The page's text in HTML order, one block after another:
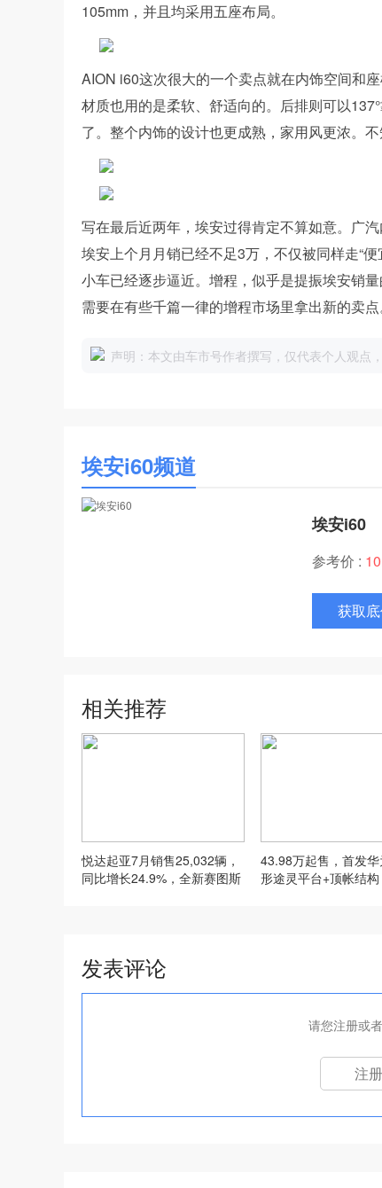
105mm，并且均采用五座布局。
AION i60这次很大的一个卖点就在内饰空间和
材质也用的是柔软、舒适向的。后排则可以
了。整个内饰的设计也更成熟，家用风更浓。
写在最后近两年，埃安过得肯定不算如意。广
埃安上个月月销已经不足3万，不仅被同样走“
小车已经逐步逼近。增程，似乎是提振埃安销
需要在有些千篇一律的增程市场里拿出新的卖
声明：本文由车市号作者撰写，仅代表个人观点
埃安i60频道
埃安i60
参考价 :
获取
相关推荐
悦达起亚7月销售25,032辆，
同比增长24.9%，全新赛图斯
43.98万起售，首发
形途灵平台+顶帐结
发表评论
请您注册或
注册